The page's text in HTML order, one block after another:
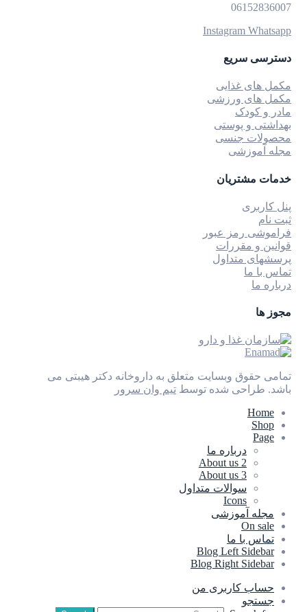
06152836007
Instagram Whatsapp
دسترسی سریع
مکمل های غذایی
مکمل های ورزشی
مادر و کودک
بهداشتی و پوستی
محصولات جنسی
مجله آموزشی
خدمات مشتریان
پنل کاربری
ثبت نام
فراموشی رمز عبور
قوانین و مقررات
پرسشهای متداول
تماس با ما
درباره ما
مجوز ها
تمامی حقوق وبسایت متعلق به داروخانه دکتر هیبتی می
باشد. طراحی شده توسط تیم وان سرور
Home
Shop
Page
درباره ما
About us 2
About us 3
سوالات متداول
Icons
مجله آموزشی
On sale
تماس با ما
Blog Left Sidebar
Blog Right Sidebar
حساب کاربری من
جستجو